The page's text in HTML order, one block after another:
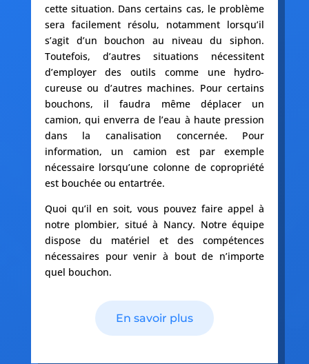
cette situation. Dans certains cas, le problème
sera facilement résolu, notamment lorsqu’il
s’agit d’un bouchon au niveau du siphon.
Toutefois, d’autres situations nécessitent
d’employer des outils comme une hydro-
cureuse ou d’autres machines. Pour certains
bouchons, il faudra même déplacer un
camion, qui enverra de l’eau à haute pression
dans la canalisation concernée. Pour
information, un camion est par exemple
nécessaire lorsqu’une colonne de copropriété
est bouchée ou entartrée.
Quoi qu’il en soit, vous pouvez faire appel à
notre plombier, situé à Nancy. Notre équipe
dispose du matériel et des compétences
nécessaires pour venir à bout de n’importe
quel bouchon.
En savoir plus